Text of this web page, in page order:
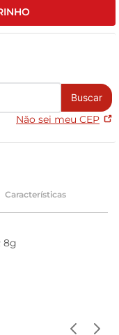
Buscar
Não sei meu CEP
Características
8g